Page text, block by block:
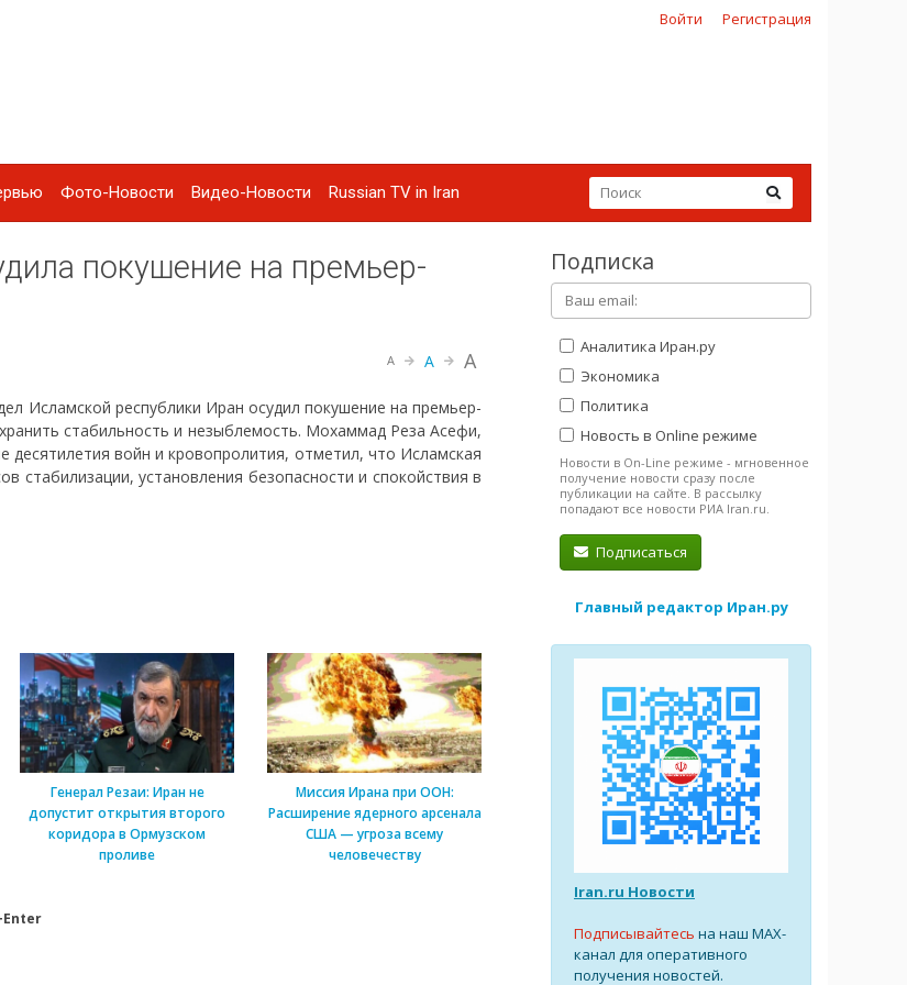
Войти Регистрация
Фото-Новости Видео-Новости Russian TV in Iran
покушение на премьер-
A A A
Исламской республики Иран осудил покушение на премьер-
стабильность и незыблемость. Мохаммад Реза Асефи,
десятилетия войн и кровопролития, отметил, что Исламская
стабилизации, установления безопасности и спокойствия в
Генерал Резаи: Иран не
допустит открытия второго
коридора в Ормузском
проливе
Миссия Ирана при ООН:
Расширение ядерного арсенала
США — угроза всему
человечеству
Подписка
Аналитика Иран.ру
Экономика
Политика
Новость в Online режиме
Новости в On-Line режиме - мгновенное
получение новости сразу после
публикации на сайте. В рассылку
попадают все новости РИА Iran.ru.
Подписаться
Главный редактор Иран.ру
Iran.ru Новости
Подписывайтесь на наш MAX-
канал для оперативного
получения новостей.